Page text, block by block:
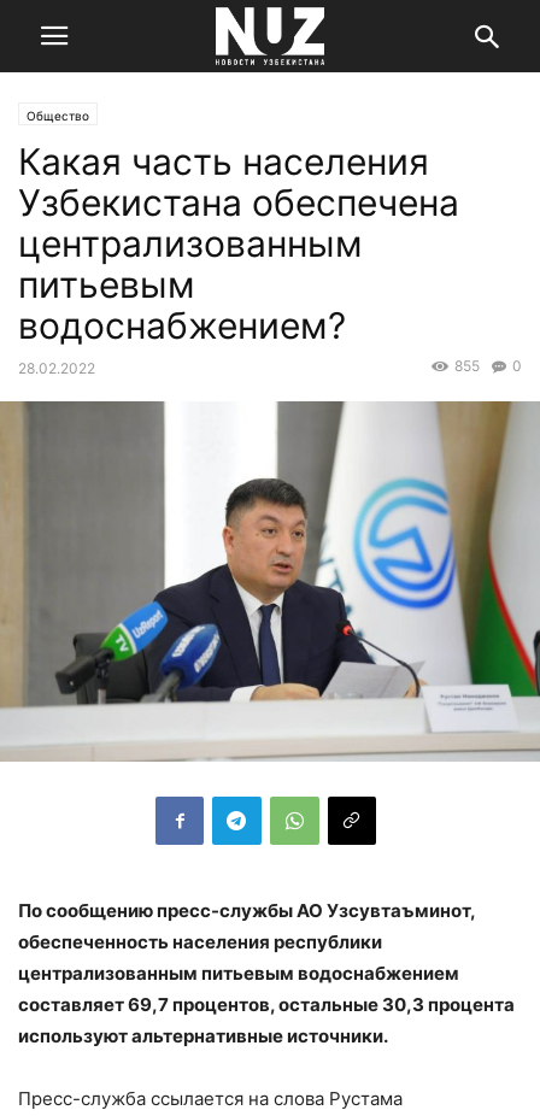
Общество
Какая часть населения
Узбекистана обеспечена
централизованным
питьевым
водоснабжением?
28.02.2022 0
855
По сообщению пресс-службы АО Узсувтаъминот,
обеспеченность населения республики
централизованным питьевым водоснабжением
составляет 69,7 процентов, остальные 30,3 процента
используют альтернативные источники.
Пресс-служба ссылается на слова Рустама